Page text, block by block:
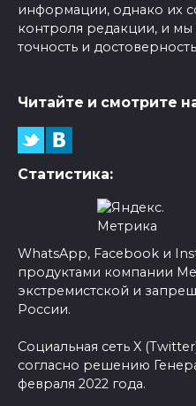
информации, однако их
контроля редакции, и мы
точность и
Читайте и смотрите
Статистика:
WhatsApp, Facebook и
продуктами компании
экстремистской и
России.
Социальная сеть X
согласно решению
февраля 2022 года.